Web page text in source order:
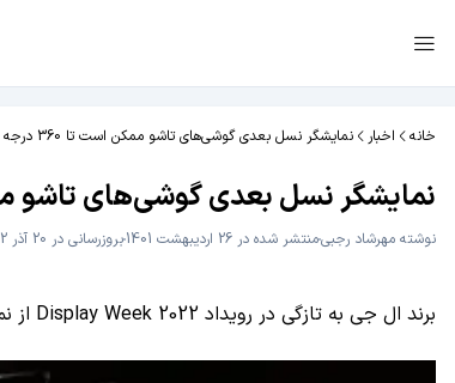
خانه اخبار نمایشگر نسل بعدی گوشی‌های تاشو ممکن است تا 360 درجه باز شود!
نمایشگر نسل بعدی گوشی‌های تاشو ممکن است تا
نوشته مهرشاد رجبیمنتشر شده در 26 اردیبهشت 1401 بروزرسانی در 20 آذر 1402
برند ال جی به تازگی در رویداد Display Week 2022 از نمایشگر تاشویی پرده‌برداری کرده است که می‌تواند تا 360 درجه بچرخد